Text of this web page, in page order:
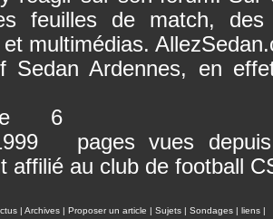
feuilles de match, des
multimédias.
Sedan Ardennes, en
pages vues
affilié au club de football
| Archives | Proposer un article | Sujets | Sondages | liens |